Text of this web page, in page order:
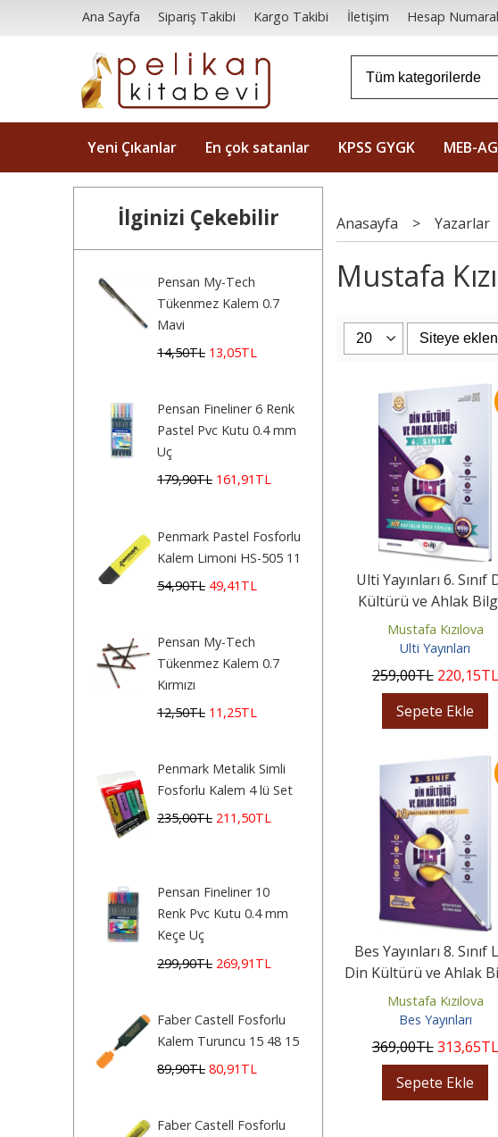
Ana Sayfa Sipariş Takibi Kargo Takibi İletişim Hesap
Yeni Çıkanlar En çok satanlar KPSS GYGK MEB-
İlginizi Çekebilir
Pensan My-Tech
Tükenmez Kalem 0.7
Mavi
14,50TL 13,05TL
Pensan Fineliner 6 Renk
Pastel Pvc Kutu 0.4 mm
Uç
179,90TL 161 ,91 TL
Penmark Pastel Fosforlu
Kalem Limoni HS-505 11
54,90TL 49,41 TL
Pensan My-Tech
Tükenmez Kalem 0.7
Kırmızı
12,50TL 11 ,25TL
Penmark Metalik Simli
Fosforlu Kalem 4 lü Set
235,00TL 211 ,50TL
Pensan Fineliner 10
Renk Pvc Kutu 0.4 mm
Keçe Uç
299,90TL 269,91 TL
Faber Castell Fosforlu
Kalem Turuncu 15 48 15
89,90TL 80,91 TL
Faber Castell Fosforlu
Anasayfa > Yazarlar
Mustafa
Ulti Yayınları 6. Sınıf
Kültürü ve Ahlak
Haftalık Ödev Föyleri
Mustafa Kızılova
Ulti Yayınları
259,00TL 220,15TL
Sepete Ekle
Bes Yayınları 8. Sınıf
Din Kültürü ve Ahlak
Ulti Serisi...
Mustafa Kızılova
Bes Yayınları
369,00TL313,65TL
Sepete Ekle